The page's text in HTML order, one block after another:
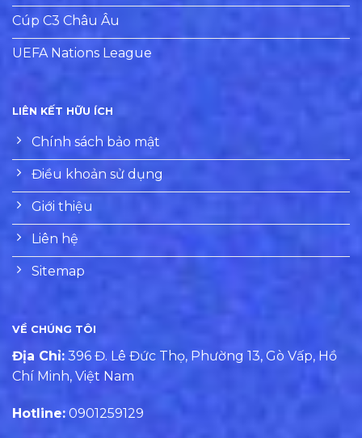
Cúp C3 Châu Âu
UEFA Nations League
LIÊN KẾT HỮU ÍCH
Chính sách bảo mật
Điều khoản sử dụng
Giới thiệu
Liên hệ
Sitemap
VỀ CHÚNG TÔI
Địa Chỉ: 396 Đ. Lê Đức Thọ, Phường 13, Gò Vấp, Hồ
Chí Minh, Việt Nam
Hotline: 0901259129